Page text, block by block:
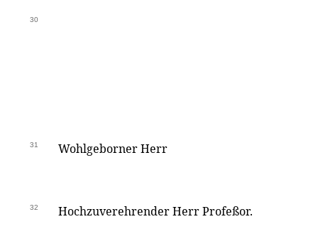
30
31 Wohlgeborner Herr
32 Hochzuverehrender Herr Profeßor.